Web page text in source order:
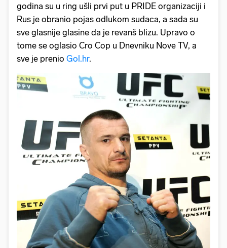
godina su u ring ušli prvi put u PRIDE organizaciji i
Rus je obranio pojas odlukom sudaca, a sada su
sve glasnije glasine da je revanš blizu. Upravo o
tome se oglasio Cro Cop u Dnevniku Nove TV, a
sve je prenio Gol.hr.